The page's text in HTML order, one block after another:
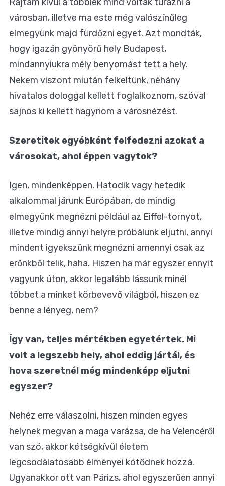
városban, illetve ma este még valószínűleg
elmegyünk majd fürdőzni egyet. Azt mondták,
hogy igazán gyönyörű hely Budapest,
mindannyiukra mély benyomást tett a hely.
Nekem viszont miután felkeltünk, néhány
hivatalos dologgal kellett foglalkoznom, szóval
sajnos ki kellett hagynom a városnézést.
Szeretitek egyébként felfedezni azokat a
városokat, ahol éppen vagytok?
Igen, mindenképpen. Hatodik vagy hetedik
alkalommal járunk Európában, de mindig
elmegyünk megnézni például az Eiffel-tornyot,
illetve mindig annyi helyre próbálunk eljutni, annyi
mindent igyekszünk megnézni amennyi csak az
erőnkből telik, haha. Hiszen ha már egyszer ennyit
vagyunk úton, akkor legalább lássunk minél
többet a minket körbevevő világból, hiszen ez
benne a lényeg, nem?
Így van, teljes mértékben egyetértek. Mi
volt a legszebb hely, ahol eddig jártál, és
hova szeretnél még mindenképp eljutni
egyszer?
Nehéz erre válaszolni, hiszen minden egyes
helynek megvan a maga varázsa, de ha Velencéről
van szó, akkor kétségkívül életem
legcsodálatosabb élményei kötődnek hozzá.
Ugyanakkor ott van Párizs, ahol egyszerűen annyi